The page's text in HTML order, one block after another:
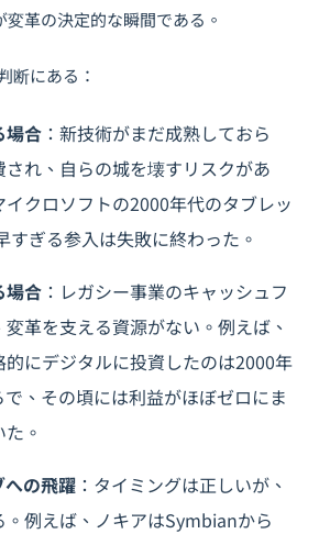
革の決定的な瞬間である。
断にある：
場合 ：新技術がまだ成熟しておら
れ、自らの城を壊すリスクがあ
イクロソフトの2000年代のタブレッ
すぎる参入は失敗に終わった。
場合 ：レガシー事業のキャッシュフ
革を支える資源がない。例えば、
的にデジタルに投資したのは2000年
、その頃には利益がほぼゼロにま
。
への飛躍 ：タイミングは正しいが、
。例えば、ノキアはSymbianから